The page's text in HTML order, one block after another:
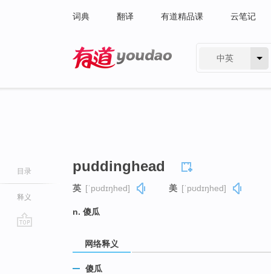
词典 翻译 有道精品课 云笔记
中英
目录
释义
puddinghead
英 [ˈpʊdɪŋhed] 美 [ˈpʊdɪŋhed]
n. 傻瓜
网络释义
傻瓜